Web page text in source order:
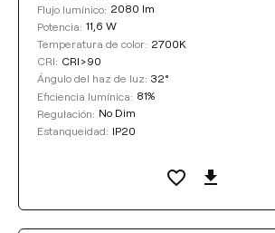
Flujo lumínico: 2080 lm
Potencia: 11,6 W
Temperatura de color: 2700K
CRI: CRI>90
Ángulo del haz de luz: 32°
Eficiencia lumínica: 81%
Regulación: No Dim
Estanqueidad: IP20